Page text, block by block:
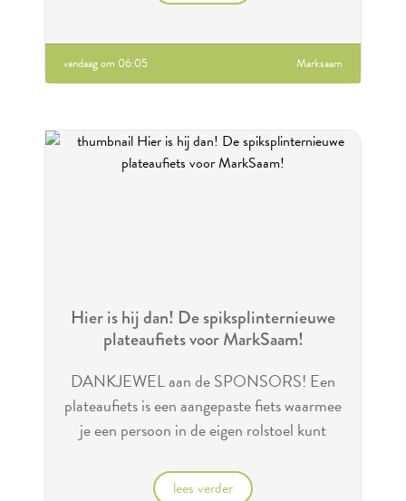
vandaag om 06:05 Marksaam
Hier is hij dan! De spiksplinternieuwe
plateaufiets voor MarkSaam!
DANKJEWEL aan de SPONSORS! Een
plateaufiets is een aangepaste fiets waarmee
je een persoon in de eigen rolstoel kunt
lees verder